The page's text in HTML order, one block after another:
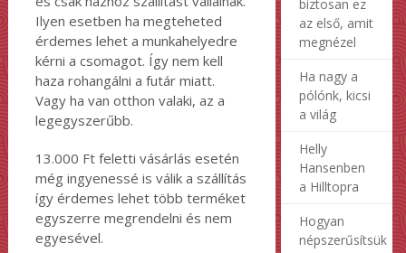
Ilyen esetben ha megteheted
érdemes lehet a munkahelyedre
kérni a csomagot. Így nem kell
haza rohangálni a futár miatt.
Vagy ha van otthon valaki, az a
legegyszerűbb.
13.000 Ft feletti vásárlás esetén
még ingyenessé is válik a szállítás
így érdemes lehet több terméket
egyszerre megrendelni és nem
egyesével.
biztosan ez
az első, amit
megnézel
Ha nagy a
pólónk, kicsi
a világ
Helly
Hansenben
a Hilltopra
Hogyan
népszerűsítsük